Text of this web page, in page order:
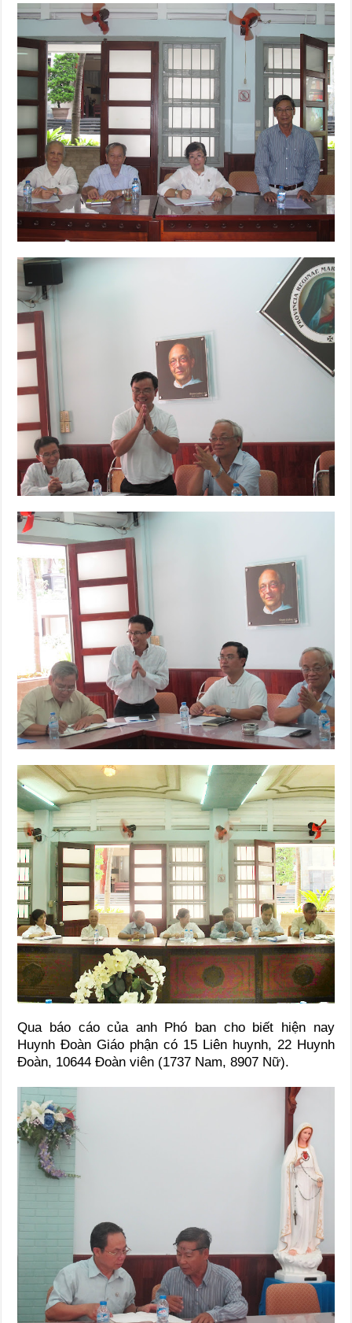
Qua báo cáo của anh Phó ban cho biết hiện nay
Huynh Đoàn Giáo phận có 15 Liên huynh, 22 Huynh
Đoàn, 10644 Đoàn viên (1737 Nam, 8907 Nữ).